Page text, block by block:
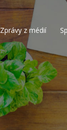
Zprávy z médií